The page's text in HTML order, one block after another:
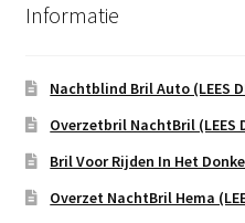
Informatie
Nachtblind Bril Auto (LEES
Overzetbril NachtBril (LEES
Bril Voor Rijden In Het
Overzet NachtBril Hema